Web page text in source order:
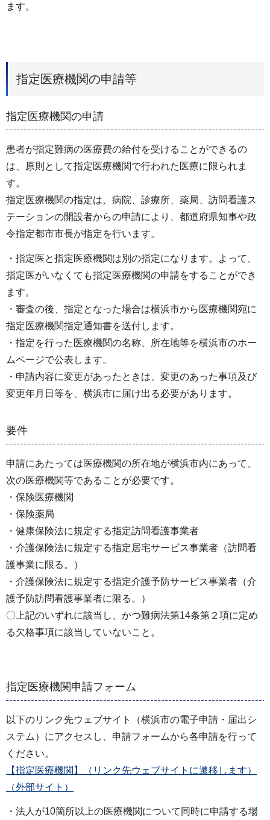
ます。
指定医療機関の申請等
指定医療機関の申請
患者が指定難病の医療費の給付を受けることができるの
は、原則として指定医療機関で行われた医療に限られま
す。
指定医療機関の指定は、病院、診療所、薬局、訪問看護ス
テーションの開設者からの申請により、都道府県知事や政
令指定都市市長が指定を行います。
・指定医と指定医療機関は別の指定になります。よって、
指定医がいなくても指定医療機関の申請をすることができ
ます。
・審査の後、指定となった場合は横浜市から医療機関宛に
指定医療機関指定通知書を送付します。
・指定を行った医療機関の名称、所在地等を横浜市のホー
ムページで公表します。
・申請内容に変更があったときは、変更のあった事項及び
変更年月日等を、横浜市に届け出る必要があります。
要件
申請にあたっては医療機関の所在地が横浜市内にあって、
次の医療機関等であることが必要です。
・保険医療機関
・保険薬局
・健康保険法に規定する指定訪問看護事業者
・介護保険法に規定する指定居宅サービス事業者（訪問看
護事業に限る。）
・介護保険法に規定する指定介護予防サービス事業者（介
護予防訪問看護事業者に限る。）
〇上記のいずれに該当し、かつ難病法第14条第２項に定め
る欠格事項に該当していないこと。
指定医療機関申請フォーム
以下のリンク先ウェブサイト（横浜市の電子申請・届出シ
ステム）にアクセスし、申請フォームから各申請を行って
ください。
【指定医療機関】（リンク先ウェブサイトに遷移します）
（外部サイト）
・法人が10箇所以上の医療機関について同時に申請する場